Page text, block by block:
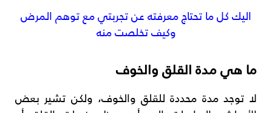
اليك كل ما تحتاج معرفته عن تجربتي مع توهم المرض
وكيف تخلصت منه
ما هي مدة القلق والخوف
لا توجد مدة محددة للقلق والخوف، ولكن تشير بعض